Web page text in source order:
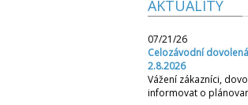
AKTUALITY
07/21/26
Celozávodní
2.8.2026
Vážení zákazníci,
informovat o